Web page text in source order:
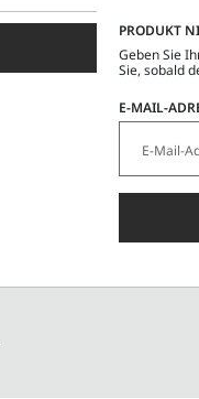
PRODUKT
Geben Sie
Sie, sobald
E-MAIL-